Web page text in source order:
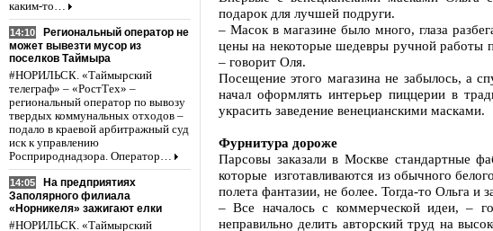
каким-то…
14:10
Региональный оператор не
может вывезти мусор из
поселков Таймыра
#НОРИЛЬСК. «Таймырский
телеграф» – «РостТех» –
региональный оператор по вывозу
твердых коммунальных отходов –
подало в краевой арбитражный суд
иск к управлению
Росприроднадзора. Оператор…
14:05
На предприятиях
Заполярного филиала
«Норникеля» зажигают елки
#НОРИЛЬСК. «Таймырский
подарок для лучшей подруги.
– Масок в магазине было много, глаза
цены на некоторые шедевры ручной работы
– говорит Оля.
Посещение этого магазина не забылось, а
начал оформлять интерьер пиццерии в
украсить заведение венецианскими масками.
Фурнитура дороже
Парсовы заказали в Москве стандартные
которые изготавливаются из обычного
полета фантазии, не более. Тогда-то Ольга и
– Все началось с коммерческой идеи, –
неправильно делить авторский труд на